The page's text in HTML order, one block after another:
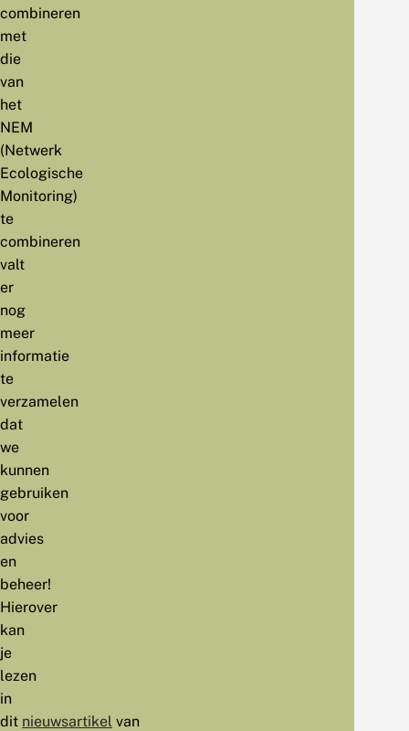
combineren
met
die
van
het
NEM
(Netwerk
Ecologische
Monitoring)
te
combineren
valt
er
nog
meer
informatie
te
verzamelen
dat
we
kunnen
gebruiken
voor
advies
en
beheer!
Hierover
kan
je
lezen
in
dit nieuwsartikel van